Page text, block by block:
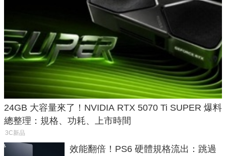
24GB 大容量來了！NVIDIA RTX 5070 Ti SUPER 爆料
總整理：規格、功耗、上市時間
3C新品
效能翻倍！PS6 硬體規格流出：跳過